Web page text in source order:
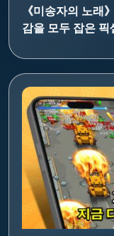
《미송자의 노래
감을 모두 잡은 픽